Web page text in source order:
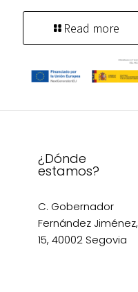
Read more
¿Dónde
estamos?
C. Gobernador
Fernández Jiménez,
15, 40002 Segovia